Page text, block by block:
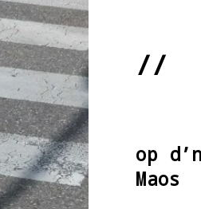
//
op
Maos